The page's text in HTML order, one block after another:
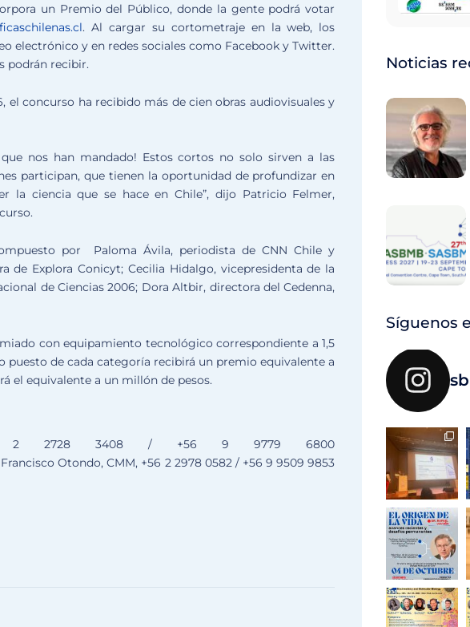
un Premio del Público, donde la gente podrá votar
. Al cargar su cortometraje en la web, los
electrónico y en redes sociales como Facebook y Twitter.
podrán recibir.
el concurso ha recibido más de cien obras audiovisuales y
nos han mandado! Estos cortos no solo sirven a las
participan, que tienen la oportunidad de profundizar en
la ciencia que se hace en Chile”, dijo Patricio Felmer,
por Paloma Ávila, periodista de CNN Chile y
de Explora Conicyt; Cecilia Hidalgo, vicepresidenta de la
de Ciencias 2006; Dora Altbir, directora del Cedenna,
con equipamiento tecnológico correspondiente a 1,5
puesto de cada categoría recibirá un premio equivalente a
el equivalente a un millón de pesos.
2 2728 3408 / +56 9 9779 6800
Francisco Otondo, CMM, +56 2 2978 0582 / +56 9 9509 9853
Noticias
Síguenos